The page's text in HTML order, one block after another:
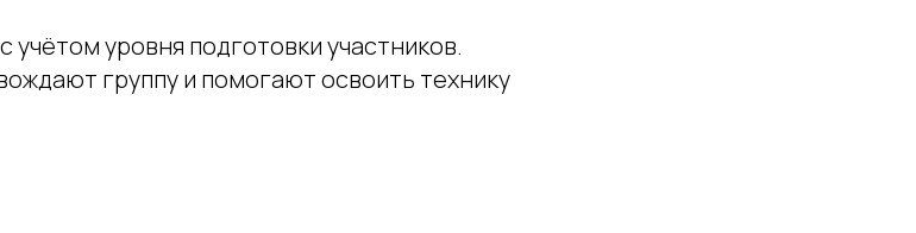
уровня подготовки участников.
группу и помогают освоить технику